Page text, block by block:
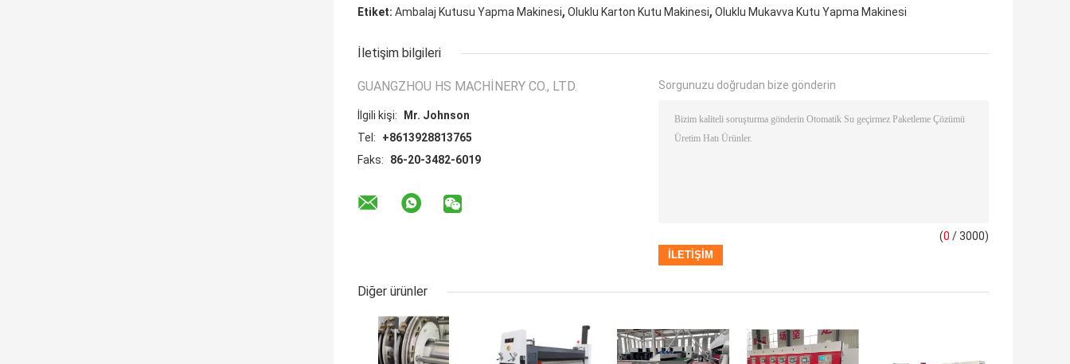
Etiket: Ambalaj Kutusu Yapma Makinesi, Oluklu Karton Kutu Makinesi, Oluklu Mukavva Kutu Yapma Makinesi
İletişim bilgileri
GUANGZHOU HS MACHINERY CO., LTD.
İlgili kişi:
Mr. Johnson
Tel:
+8613928813765
Faks:
86-20-3482-6019
Sorgunuzu doğrudan bize gönderin
(0 / 3000)
Diğer ürünler